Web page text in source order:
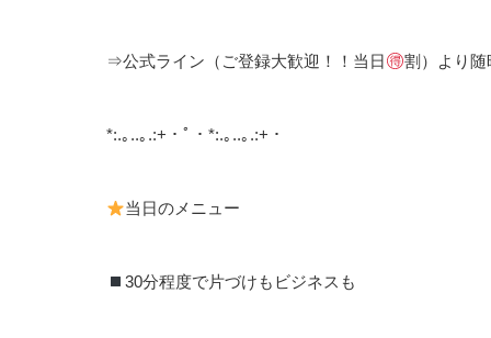
⇒公式ライン（ご登録大歓迎！！当日 割）より随
*:.｡..｡.:+・ﾟ・*:.｡..｡.:+・
当日のメニュー
30分程度で片づけもビジネスも